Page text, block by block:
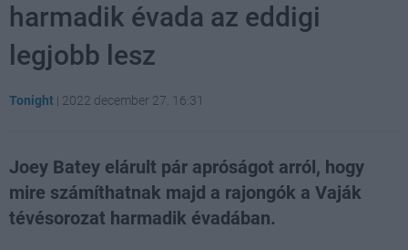
harmadik évada az eddigi
legjobb lesz
Tonight | 2022 december 27. 16:31
Joey Batey elárult pár apróságot arról, hogy
mire számíthatnak majd a rajongók a Vaják
tévésorozat harmadik évadában.